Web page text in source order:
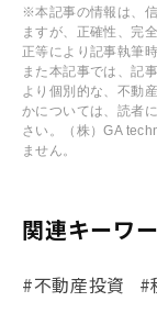
※本記事の情報は、
ますが、正確性、完
正等により記事執筆
また本記事では、記
より個別的な、不動
かについては、読者
さい。（株）GA
ません。
関連キーワ
#不動産投資 #